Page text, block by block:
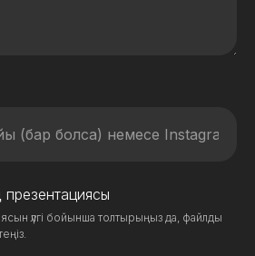
үлгі бойынша толтырыңыз да, файлды